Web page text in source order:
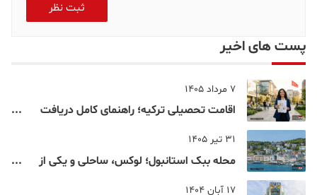
ثبت نظر
پست های اخیر
7 مرداد 1405
اقامت تحصیلی ترکیه؛ راهنمای کامل دریافت
31 تیر 1405
محله ببک استانبول؛ لوکس، ساحلی و یکی از
17 آبان 1404